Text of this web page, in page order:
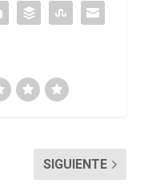
SIGUIENTE